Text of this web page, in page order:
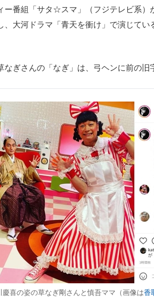
ー番組「サタ☆スマ」（フジテレビ系）
、大河ドラマ「青天を衝け」で演じて
なぎさんの「なぎ」は、弓ヘンに前の旧
慶喜の姿の草なぎ剛さんと慎吾ママ（画像は香